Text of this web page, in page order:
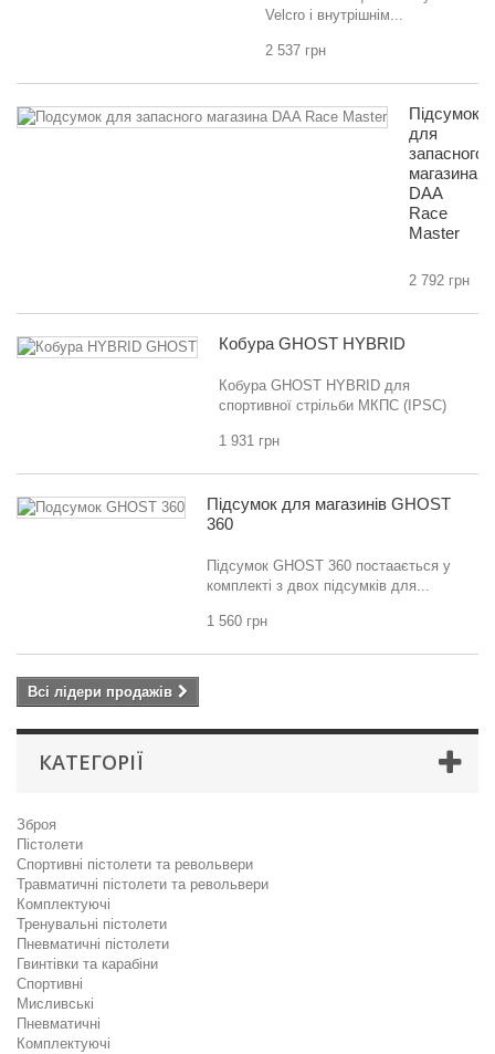
Velcro і внутрішнім...
2 537 грн
Підсумок
для
запасного
магазина
DAA
Race
Master
2 792 грн
Кобура GHOST HYBRID
Кобура GHOST HYBRID для
спортивної стрільби МКПС (IPSC)
1 931 грн
Підсумок для магазинів GHOST
360
Підсумок GHOST 360 постаається у
комплекті з двох підсумків для...
1 560 грн
Всі лідери продажів
КАТЕГОРІЇ
Зброя
Пістолети
Спортивні пістолети та револьвери
Травматичні пістолети та револьвери
Комплектуючі
Тренувальні пістолети
Пневматичні пістолети
Гвинтівки та карабіни
Спортивні
Мисливські
Пневматичні
Комплектуючі